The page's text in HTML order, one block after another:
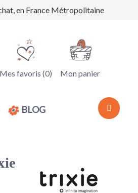
en France Métropolitaine
Mes favoris (0) Mon panier
BLOG